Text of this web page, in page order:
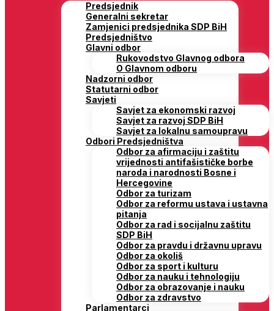
Predsjednik
Generalni sekretar
Zamjenici predsjednika SDP BiH
Predsjedništvo
Glavni odbor
Rukovodstvo Glavnog odbora
O Glavnom odboru
Nadzorni odbor
Statutarni odbor
Savjeti
Savjet za ekonomski razvoj
Savjet za razvoj SDP BiH
Savjet za lokalnu samoupravu
Odbori Predsjedništva
Odbor za afirmaciju i zaštitu
vrijednosti antifašističke borbe
naroda i narodnosti Bosne i
Hercegovine
Odbor za turizam
Odbor za reformu ustava i ustavna
pitanja
Odbor za rad i socijalnu zaštitu
SDP BiH
Odbor za pravdu i državnu upravu
Odbor za okoliš
Odbor za sport i kulturu
Odbor za nauku i tehnologiju
Odbor za obrazovanje i nauku
Odbor za zdravstvo
Parlamentarci